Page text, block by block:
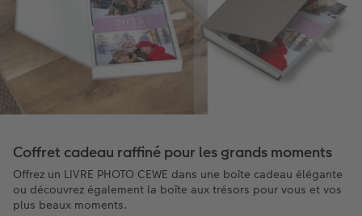
Coffret cadeau raffiné pour les grands moments
Offrez un LIVRE PHOTO CEWE dans une boîte cadeau élégante
ou découvrez également la boîte aux trésors pour vous et vos
plus beaux moments.